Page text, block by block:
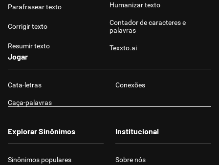
Parafrasear texto
Corrigir texto
Resumir texto
Humanizar texto
Contador de caracteres e
palavras
Texxto.ai
Jogar
Cata-letras Conexões
Caça-palavras
Explorar Sinônimos
Sinônimos populares
Institucional
Sobre nós